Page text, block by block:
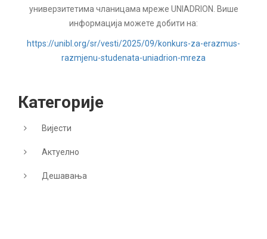
универзитетима чланицама мреже UNIADRION. Више
информација можете добити на:
https://unibl.org/sr/vesti/2025/09/konkurs-za-erazmus-
razmjenu-studenata-uniadrion-mreza
Категорије
Вијести
Актуелно
Дешавања